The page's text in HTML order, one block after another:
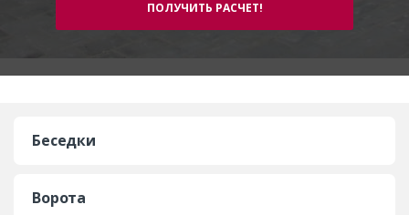
Беседки
Ворота